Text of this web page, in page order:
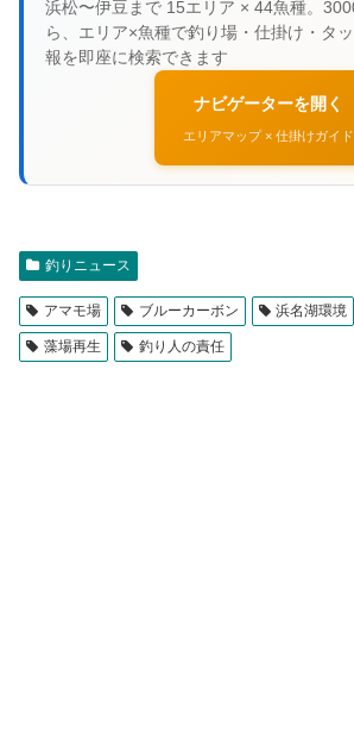
ナビゲーターを開く
エリアマップ × 仕掛けガイド
釣りニュース
アマモ場 ブルーカーボン 浜名湖環境
藻場再生 釣り人の責任